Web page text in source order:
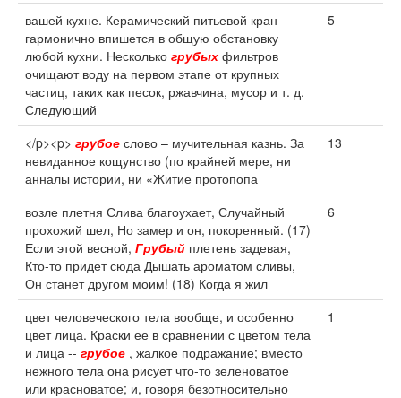
вашей кухне. Керамический питьевой кран
гармонично впишется в общую обстановку
любой кухни. Несколько грубых фильтров
очищают воду на первом этапе от крупных
частиц, таких как песок, ржавчина, мусор и т. д.
Следующий
5
</p><p> грубое слово – мучительная казнь. За
невиданное кощунство (по крайней мере, ни
анналы истории, ни «Житие протопопа
13
возле плетня Слива благоухает, Случайный
прохожий шел, Но замер и он, покоренный. (17)
Если этой весной, Грубый плетень задевая,
Кто-то придет сюда Дышать ароматом сливы,
Он станет другом моим! (18) Когда я жил
6
цвет человеческого тела вообще, и особенно
цвет лица. Краски ее в сравнении с цветом тела
и лица -- грубое , жалкое подражание; вместо
нежного тела она рисует что-то зеленоватое
или красноватое; и, говоря безотносительно
1